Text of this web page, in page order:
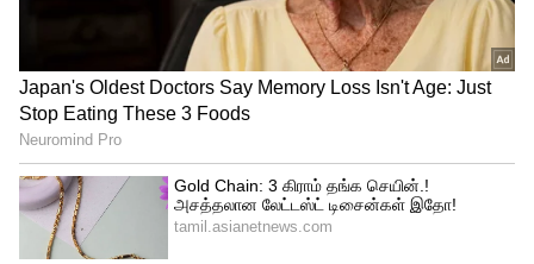
ஓம் தண்டாயுதனே போற்றி
ஓம் தசரதனுக்கருளியவனே போற்றி
ஓம் தனிக்கோயிலுளானே போற்றி
ஓம் தீபப் பிரியனே போற்றி
ஓம் திருநள்ளாற்றுத் தேவனே போற்றி